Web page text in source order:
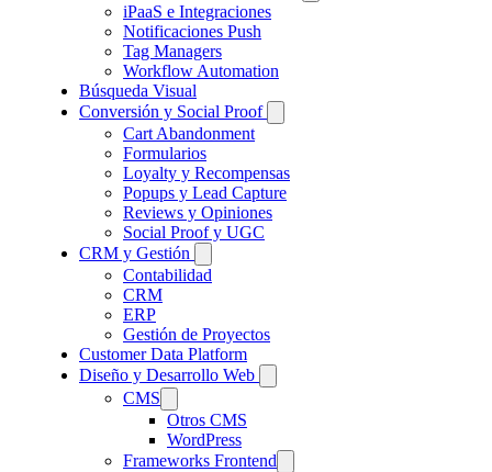
iPaaS e Integraciones
Notificaciones Push
Tag Managers
Workflow Automation
Búsqueda Visual
Conversión y Social Proof
Cart Abandonment
Formularios
Loyalty y Recompensas
Popups y Lead Capture
Reviews y Opiniones
Social Proof y UGC
CRM y Gestión
Contabilidad
CRM
ERP
Gestión de Proyectos
Customer Data Platform
Diseño y Desarrollo Web
CMS
Otros CMS
WordPress
Frameworks Frontend